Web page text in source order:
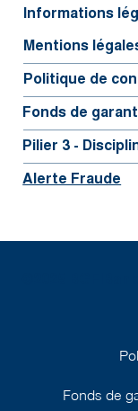
Fonds de
Informations
Mentions
Politique de
Fonds de
Pilier 3 -
Alerte Fraude